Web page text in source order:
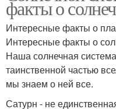
факты о
Интересные факты о
Интересные факты о
Наша солнечная
таинственной частью
мы знаем о ней все.
Сатурн - не